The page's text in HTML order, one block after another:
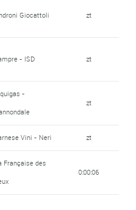
Giocattoli zt
- ISD zt
-
zt
Vini - Neri zt
Française des
0:00:06